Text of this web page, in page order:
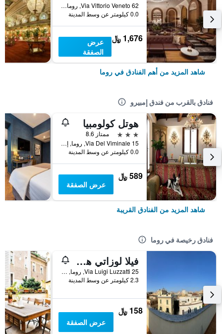
Via Vittorio Veneto 62, روما, إيطاليا
0.0 كيلومتر عن وسط المدينة
1,676 ﷼
عرض
الصفقة
شاهد المزيد من أهم الفنادق في روما
فنادق بالقرب من فندق إمبيرو
هوتل كولومبيا
3 نجوم
ممتاز 8.6
Via Del Viminale 15, روما, إيطاليا
0.0 كيلومتر عن وسط المدينة
589 ﷼
عرض الصفقة
شاهد المزيد من الفنادق القريبة
فنادق رخيصة في روما
فيلا لوزاتي هوستل
25 Via Luigi Luzzatti, روما, إيطاليا
2.3 كيلومتر عن وسط المدينة
158 ﷼
عرض الصفقة